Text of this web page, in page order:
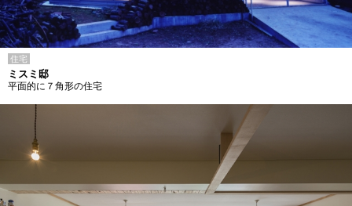
住宅
ミスミ邸
平面的に７角形の住宅